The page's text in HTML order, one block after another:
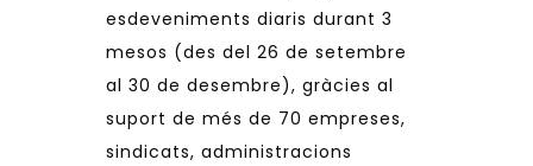
esdeveniments diaris durant 3
mesos (des del 26 de setembre
al 30 de desembre), gràcies al
suport de més de 70 empreses,
sindicats, administracions